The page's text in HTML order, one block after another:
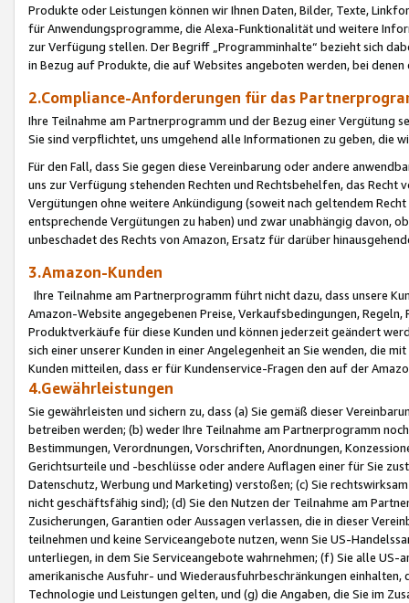
Produkte oder Leistungen können wir Ihnen Daten, Bilder, Texte,
für Anwendungsprogramme, die Alexa-Funktionalität und weitere
zur Verfügung stellen. Der Begriff „Programminhalte“ bezieht sich
in Bezug auf Produkte, die auf Websites angeboten werden, bei
2.Compliance-Anforderungen für das
Ihre Teilnahme am Partnerprogramm und der Bezug einer Vergütung
Sie sind verpflichtet, uns umgehend alle Informationen zu geben, die
Für den Fall, dass Sie gegen diese Vereinbarung oder andere
uns zur Verfügung stehenden Rechten und Rechtsbehelfen, das
Vergütungen ohne weitere Ankündigung (soweit nach geltendem
entsprechende Vergütungen zu haben) und zwar unabhängig davon,
unbeschadet des Rechts von Amazon, Ersatz für darüber
3.Amazon-Kunden
Ihre Teilnahme am Partnerprogramm führt nicht dazu, dass unsere
Amazon-Website angegebenen Preise, Verkaufsbedingungen,
Produktverkäufe für diese Kunden und können jederzeit geändert
sich einer unserer Kunden in einer Angelegenheit an Sie wenden, die
Kunden mitteilen, dass er für Kundenservice-Fragen den auf der
4.Gewährleistungen
Sie gewährleisten und sichern zu, dass (a) Sie gemäß dieser
betreiben werden; (b) weder Ihre Teilnahme am Partnerprogramm
Bestimmungen, Verordnungen, Vorschriften, Anordnungen,
Gerichtsurteile und -beschlüsse oder andere Auflagen einer für Sie
Datenschutz, Werbung und Marketing) verstoßen; (c) Sie
nicht geschäftsfähig sind); (d) Sie den Nutzen der Teilnahme am
Zusicherungen, Garantien oder Aussagen verlassen, die in dieser
teilnehmen und keine Serviceangebote nutzen, wenn Sie US-
unterliegen, in dem Sie Serviceangebote wahrnehmen; (f) Sie alle
amerikanische Ausfuhr- und Wiederausfuhrbeschränkungen
Technologie und Leistungen gelten, und (g) die Angaben, die Sie im